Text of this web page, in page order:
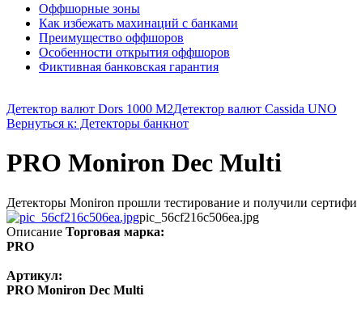
Оффшорные зоны
Как избежать махинаций с банками
Преимущество оффшоров
Особенности открытия оффшоров
Фиктивная банковская гарантия
Детектор валют Dors 1000 М2Детектор валют Cassida UNO
Вернуться к: Детекторы банкнот
PRO Moniron Dec Multi
Детекторы Moniron прошли тестирование и получили
pic_56cf216c506ea.jpg
Описание Торговая марка:
PRO
Артикул:
PRO Moniron Dec Multi